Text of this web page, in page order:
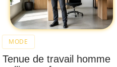
MODE
Tenue de travail homme